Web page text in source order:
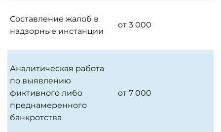
Составление жалоб в
надзорные инстанции
от 3 000
Аналитическая работа
по выявлению
фиктивного либо
преднамеренного
банкротства
от 7 000